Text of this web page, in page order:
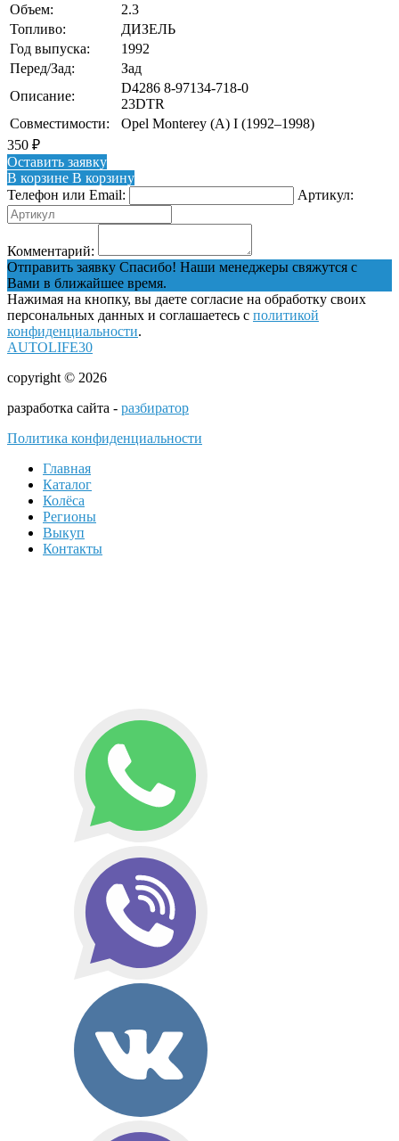
Объем:
2.3
Топливо:
ДИЗЕЛЬ
Год выпуска:
1992
Перед/Зад:
Зад
Описание:
D4286 8-97134-718-0
23DTR
Совместимости:
Opel Monterey (A) I (1992–1998)
350 ₽
Оставить заявку
В корзине В корзину
Телефон или Email:
Артикул:
Комментарий:
Отправить заявку Спасибо! Наши менеджеры свяжутся с
Вами в ближайшее время.
Нажимая на кнопку, вы даете согласие на обработку своих
персональных данных и соглашаетесь с политикой
конфиденциальности.
AUTOLIFE30
copyright © 2026
разработка сайта - разбиратор
Политика конфиденциальности
Главная
Каталог
Колёса
Регионы
Выкуп
Контакты